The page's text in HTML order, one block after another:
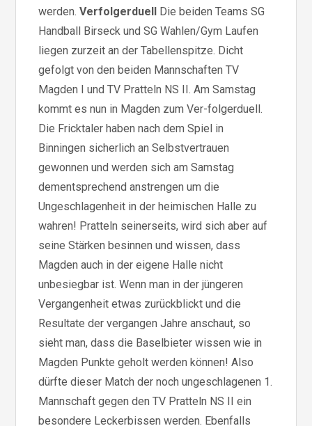
werden.Verfolgerduell Die beiden Teams SG
Handball Birseck und SG Wahlen/Gym Laufen
liegen zurzeit an der Tabellenspitze. Dicht
gefolgt von den beiden Mannschaften TV
Magden I und TV Pratteln NS II. Am Samstag
kommt es nun in Magden zum Ver-folgerduell.
Die Fricktaler haben nach dem Spiel in
Binningen sicherlich an Selbstvertrauen
gewonnen und werden sich am Samstag
dementsprechend anstrengen um die
Ungeschlagenheit in der heimischen Halle zu
wahren! Pratteln seinerseits, wird sich aber auf
seine Stärken besinnen und wissen, dass
Magden auch in der eigene Halle nicht
unbesiegbar ist. Wenn man in der jüngeren
Vergangenheit etwas zurückblickt und die
Resultate der vergangen Jahre anschaut, so
sieht man, dass die Baselbieter wissen wie in
Magden Punkte geholt werden können! Also
dürfte dieser Match der noch ungeschlagenen 1.
Mannschaft gegen den TV Pratteln NS II ein
besondere Leckerbissen werden. Ebenfalls